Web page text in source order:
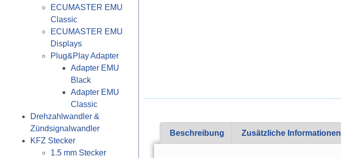
ECUMASTER EMU
Classic
ECUMASTER EMU
Displays
Plug&Play Adapter
Adapter EMU
Black
Adapter EMU
Classic
Drehzahlwandler &
Zündsignalwandler
KFZ Stecker
1.5 mm Stecker
Beschreibung Zusätzliche Informationen